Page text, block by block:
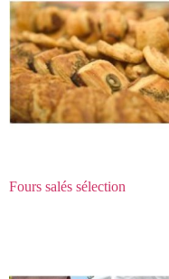
Fours salés sélection